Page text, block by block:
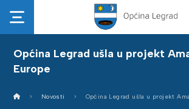
Općina Legrad ušla u projekt
Europe
Novosti Općina Legrad ušla u projekt